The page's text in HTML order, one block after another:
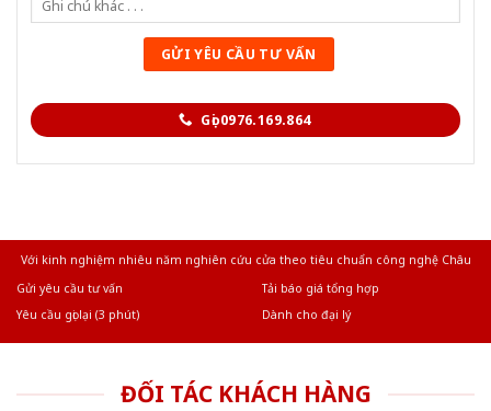
Gọi 0976.169.864
Với kinh nghiệm nhiêu năm nghiên cứu cửa theo tiêu chuẩn công nghệ Châu
Gửi yêu cầu tư vấn
Tải báo giá tổng hợp
Yêu cầu gọi lại (3 phút)
Dành cho đại lý
ĐỐI TÁC KHÁCH HÀNG